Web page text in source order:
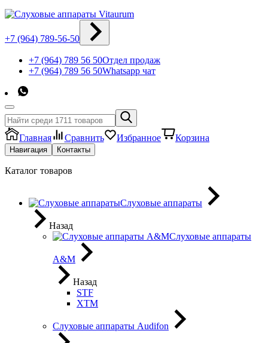
+7 (964) 789-56-50
+7 (964) 789 56 50Отдел продаж
+7 (964) 789 56 50Whatsapp чат
Главная Сравнить Избранное Корзина
Навигация Контакты
Каталог товаров
Слуховые аппараты
Назад
Слуховые аппараты
A&M
Назад
STF
XTM
Слуховые аппараты Audifon